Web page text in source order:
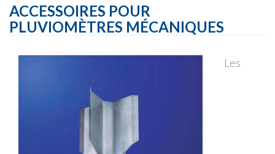
ACCESSOIRES POUR
PLUVIOMÈTRES MÉCANIQUES
Les